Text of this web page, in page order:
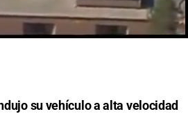
su vehículo a alta velocidad